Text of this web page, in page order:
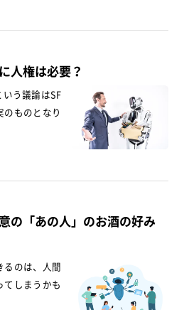
人権は必要？
う議論はSF
ものとなり
の「あの人」のお酒の好み
るのは、人間
てしまうかも